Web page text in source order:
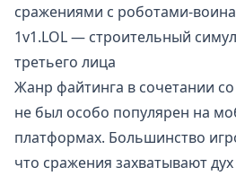
сражениями с роботами-
1v1.LOL — строительный
третьего лица
Жанр файтинга в сочетании
не был особо популярен на
платформах. Большинство
что сражения захватывают